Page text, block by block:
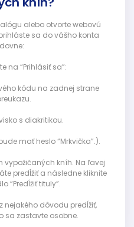
alebo otvorte webovú
sa do vášho konta
na “Prihlásiť sa”:
kódu na zadnej strane
s diakritikou.
mať heslo “Mrkvička”.).
vypožičaných kníh. Na ľavej
predĺžiť a následne kliknite
“Predĺžiť tituly”.
nejakého dôvodu predĺžiť,
sa zastavte osobne.